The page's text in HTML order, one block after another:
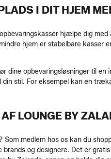
I DIT HJEM
hjælpe dig
hjem er stabelbare kasser
dine opbevaringsløsninger til
stil. For eksempel kan en
LOUNGE BY
Som medlem hos os kan du
og designere. Det er